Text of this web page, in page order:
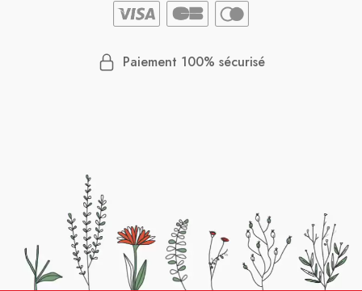
Paiement 100% sécurisé